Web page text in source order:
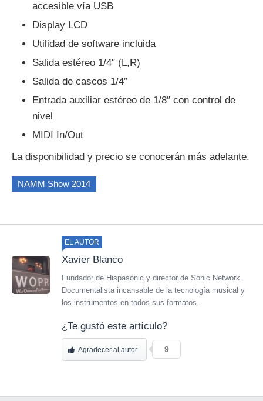
accesible vía USB
Display LCD
Utilidad de software incluida
Salida estéreo 1/4″ (L,R)
Salida de cascos 1/4″
Entrada auxiliar estéreo de 1/8″ con control de
nivel
MIDI In/Out
La disponibilidad y precio se conocerán más adelante.
NAMM Show 2014
EL AUTOR
Xavier Blanco
Fundador de Hispasonic y director de Sonic Network.
Documentalista incansable de la tecnología musical y
los instrumentos en todos sus formatos.
¿Te gustó este artículo?
Agradecer al autor 9